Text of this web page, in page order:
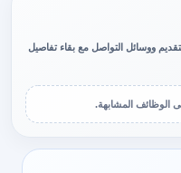
ووسائل التواصل مع بقاء تفاصيل
الوظائف المشابهة.